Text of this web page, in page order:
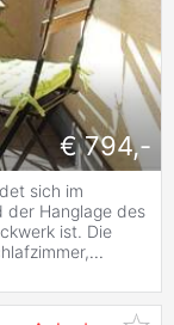
€ 794,-
sich im
der Hanglage des
ist. Die
...